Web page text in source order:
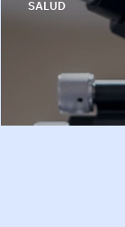
SALUD